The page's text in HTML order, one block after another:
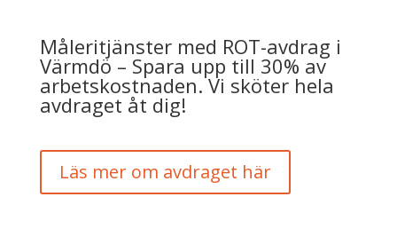
Måleritjänster med ROT-avdrag i
Värmdö – Spara upp till 30% av
arbetskostnaden. Vi sköter hela
avdraget åt dig!
Läs mer om avdraget här